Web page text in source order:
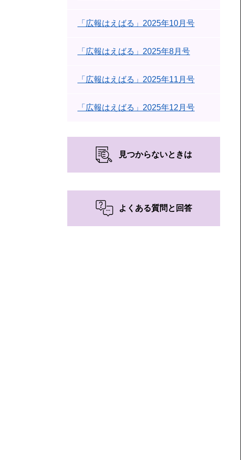
「広報はえばる」2025年10月号
「広報はえばる」2025年8月号
「広報はえばる」2025年11月号
「広報はえばる」2025年12月号
見つからないときは
よくある質問と回答